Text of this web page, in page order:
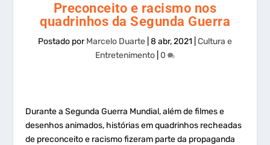
Preconceito e racismo nos
quadrinhos da Segunda Guerra
Postado porMarcelo Duarte 8 abr, 2021 Cultura e
Entretenimento 0
Durante a Segunda Guerra Mundial, além de filmes e
desenhos animados, histórias em quadrinhos recheadas
de preconceito e racismo fizeram parte da propaganda